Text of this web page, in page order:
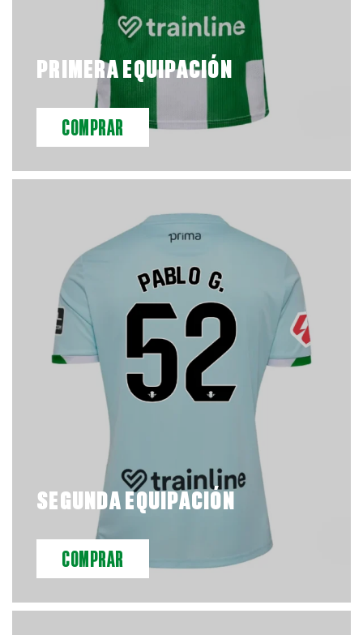
PRIMERA EQUIPACIÓN
COMPRAR
SEGUNDA EQUIPACIÓN
COMPRAR